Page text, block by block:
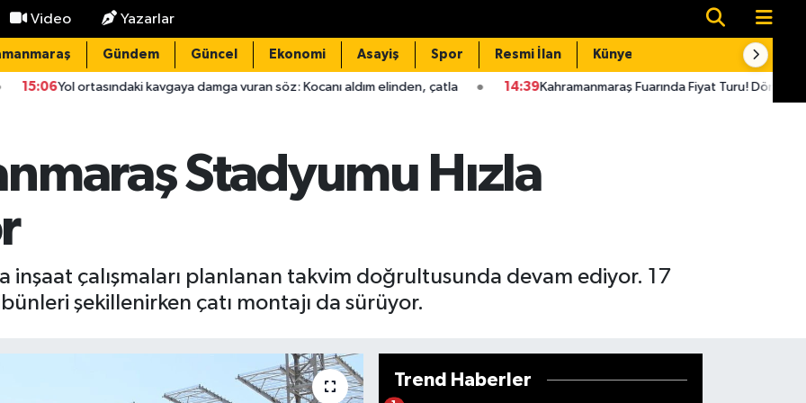
Video Yazarlar
Gündem Güncel Ekonomi Asayiş Spor Resmi İlan Künye
kavgaya damga vuran söz: Kocanı aldım elinden, çatla 14:39Kahramanmaraş Fuarında Fiyat Turu! Dönerden Dondurmaya
Stadyumu Hızla
inşaat çalışmaları planlanan takvim doğrultusunda devam ediyor. 17
şekillenirken çatı montajı da sürüyor.
Trend Haberler